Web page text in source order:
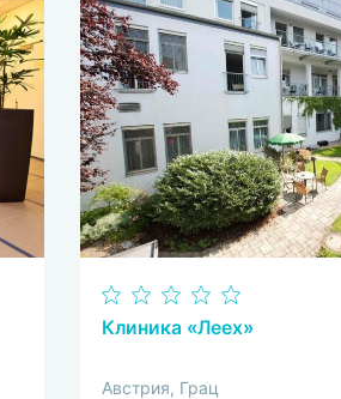
Клиника «Леех»
Австрия, Грац